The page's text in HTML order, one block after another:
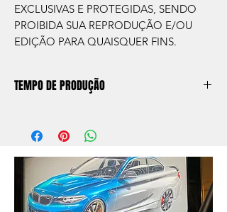
EXCLUSIVAS E PROTEGIDAS, SENDO
PROIBIDA SUA REPRODUÇÃO E/OU
EDIÇÃO PARA QUAISQUER FINS.
TEMPO DE PRODUÇÃO
aprox. 5 dias úteis, após a confirmação de
compra.
Após a produçao, seguimos com o envio
no endereço que nos for informado na
compra ou disponibilizaremos para retirada
caso seja sua opção de compra.